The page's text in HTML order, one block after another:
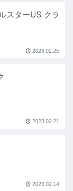
スターUS クラ
2023.02.25
2023.02.21
2023.02.14